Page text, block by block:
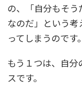
の、「自分もそ
なのだ」という
ってしまうのです。
もう１つは、自
スです。